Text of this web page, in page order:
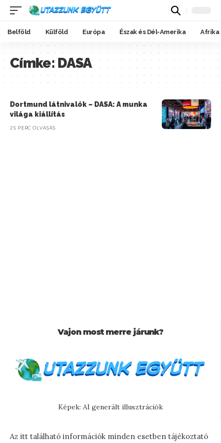
Belföld Külföld Európa Észak és Dél-Amerika Afrika
Címke:DASA
Dortmund látnivalók – DASA: A munka
világa kiállítás
25 PERC OLVASÁS
Vajon most merre járunk?
Képek: AI generált illusztrációk
Az itt található információk minden esetben tájékoztató